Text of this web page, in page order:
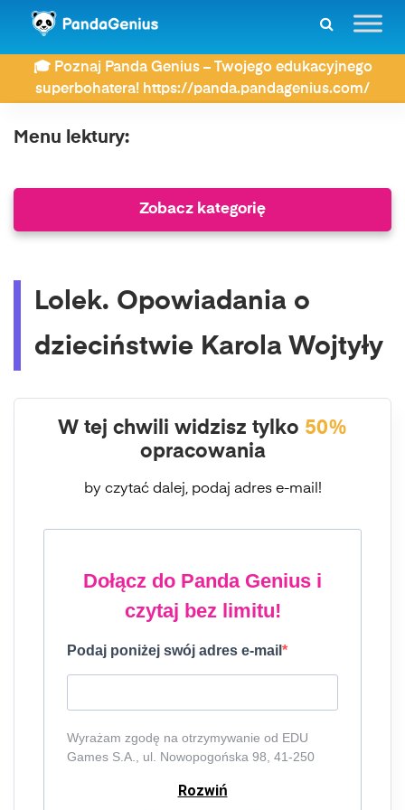
🎓 Poznaj Panda Genius – Twojego edukacyjnego
superbohatera! https://panda.pandagenius.com/
ZDAY Lektury Szkoła podstawowa Klasa 1
Lolek. Opowiadania o dzieciństwie Karola Wojtyły
Menu lektury:
Zobacz kategorię
Lolek. Opowiadania o
dzieciństwie Karola Wojtyły
W tej chwili widzisz tylko 50%
opracowania
by czytać dalej, podaj adres e-mail!
Dołącz do Panda Genius i
czytaj bez limitu!
Podaj poniżej swój adres e-mail
Wyrażam zgodę na otrzymywanie od EDU
Games S.A., ul. Nowopogońska 98, 41-250
REGON: 387109330 (dalej jako
Rozwiń